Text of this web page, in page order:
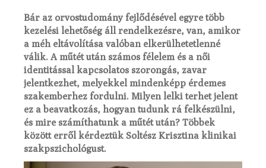
Bár az orvostudomány fejlődésével egyre több
kezelési lehetőség áll rendelkezésre, van, amikor
a méh eltávolítása valóban elkerülhetetlenné
válik. A műtét után számos félelem és a női
identitással kapcsolatos szorongás, zavar
jelentkezhet, melyekkel mindenképp érdemes
szakemberhez fordulni. Milyen lelki terhet jelent
ez a beavatkozás, hogyan tudunk rá felkészülni,
és mire számíthatunk a műtét után? Többek
között erről kérdeztük Soltész Krisztina klinikai
szakpszichológust.